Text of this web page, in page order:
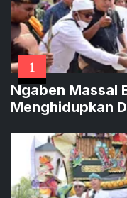
1
Ngaben Massal
Menghidupkan